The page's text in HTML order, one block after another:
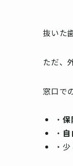
抜いた
ただ、
窓口で
・ 保
・
・